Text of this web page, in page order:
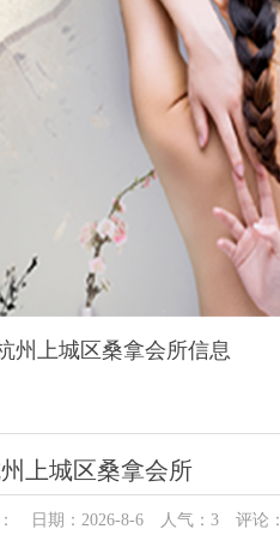
州上城区桑拿会所信息
上城区桑拿会所
日期：2026-8-6 人气： 3评论：